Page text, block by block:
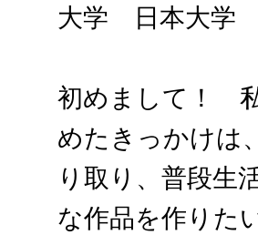
大学 日本大学
初めまして！
めたきっかけは
り取り、普段生
な作品を作りた